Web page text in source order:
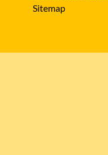
Sitemap